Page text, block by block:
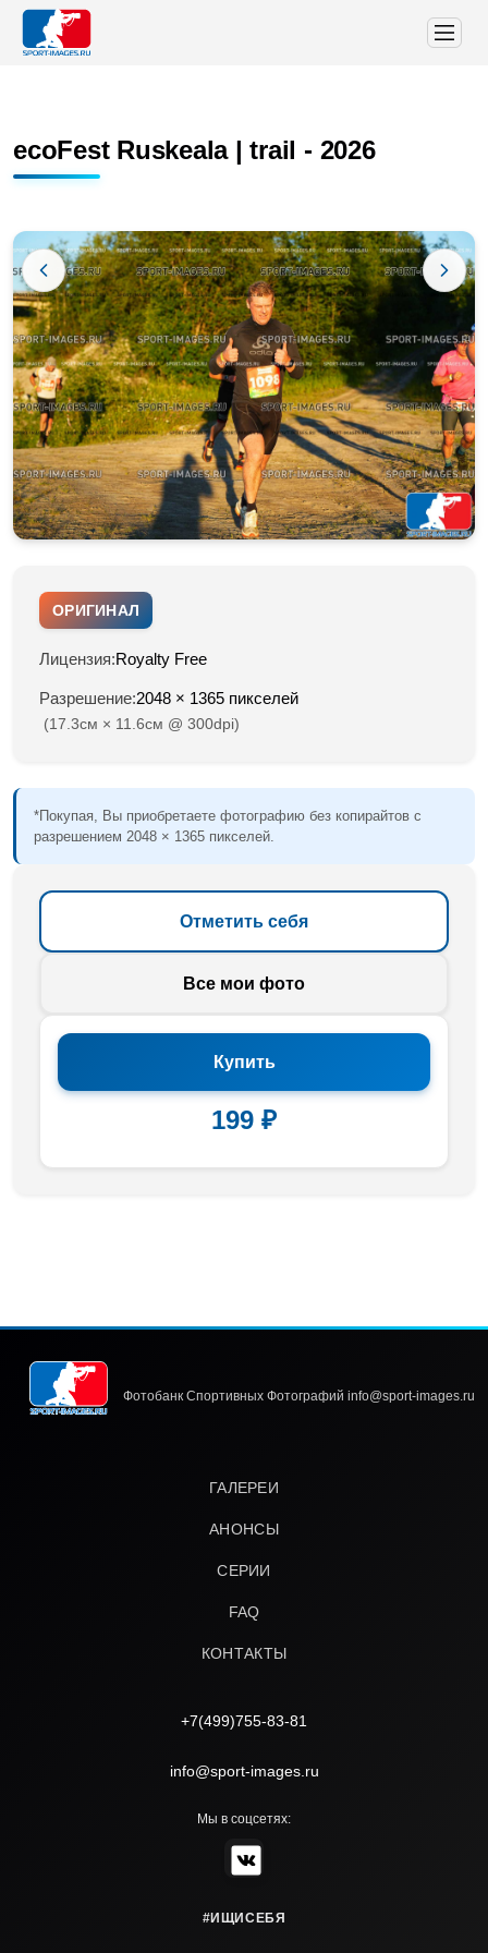
ecoFest Ruskeala | trail - 2026
ОРИГИНАЛ
Лицензия:Royalty Free
Разрешение:2048 × 1365 пикселей
(17.3см × 11.6см @ 300dpi)
*Покупая, Вы приобретаете фотографию без копирайтов с
разрешением 2048 × 1365 пикселей.
Отметить себя
Все мои фото
Купить
199 ₽
Фотобанк Спортивных Фотографий info@sport-images.ru
ГАЛЕРЕИ
АНОНСЫ
СЕРИИ
FAQ
КОНТАКТЫ
+7(499)755-83-81
info@sport-images.ru
Мы в соцсетях:
#ИЩИСЕБЯ